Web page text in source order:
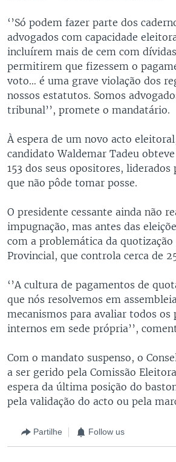
‘’Só podem fazer parte dos
advogados com capacidade
incluírem mais de cem com
permitirem que fizessem o
voto… é uma grave violação dos
nossos estatutos. Somos
tribunal’’, promete o mandatário.
À espera de um novo acto
candidato Waldemar Tadeu
153 dos seus opositores, liderados
que não pôde tomar posse.
O presidente cessante ainda não
impugnação, mas antes das
com a problemática da quotização
Provincial, que controla cerca de
‘’A cultura de pagamentos de
que nós resolvemos em
mecanismos para avaliar todos os
internos em sede própria’’,
Com o mandato suspenso, o
a ser gerido pela Comissão
espera da última posição do
pela validação do acto ou pela
Partilhe Follow us